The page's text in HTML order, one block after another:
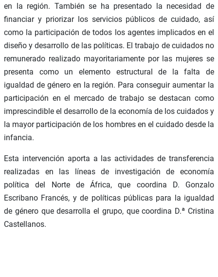
en la región. También se ha presentado la necesidad de
financiar y priorizar los servicios públicos de cuidado, así
como la participación de todos los agentes implicados en el
diseño y desarrollo de las políticas. El trabajo de cuidados no
remunerado realizado mayoritariamente por las mujeres se
presenta como un elemento estructural de la falta de
igualdad de género en la región. Para conseguir aumentar la
participación en el mercado de trabajo se destacan como
imprescindible el desarrollo de la economía de los cuidados y
la mayor participación de los hombres en el cuidado desde la
infancia.
Esta intervención aporta a las actividades de transferencia
realizadas en las líneas de investigación de economía
política del Norte de África, que coordina D. Gonzalo
Escribano Francés, y de políticas públicas para la igualdad
de género que desarrolla el grupo, que coordina D.ª Cristina
Castellanos.